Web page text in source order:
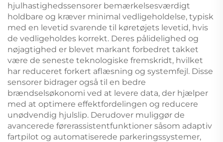
hjulhastighedssensorer bemærkelsesværdigt
holdbare og kræver minimal vedligeholdelse, typisk
med en levetid svarende til køretøjets levetid, hvis
de vedligeholdes korrekt. Deres pålidelighed og
nøjagtighed er blevet markant forbedret takket
være de seneste teknologiske fremskridt, hvilket
har reduceret forkert aflæsning og systemfejl. Disse
sensorer bidrager også til en bedre
brændselsøkonomi ved at levere data, der hjælper
med at optimere effektfordelingen og reducere
unødvendig hjulslip. Derudover muliggør de
avancerede førerassistentfunktioner såsom adaptiv
fartpilot og automatiserede parkeringssystemer,